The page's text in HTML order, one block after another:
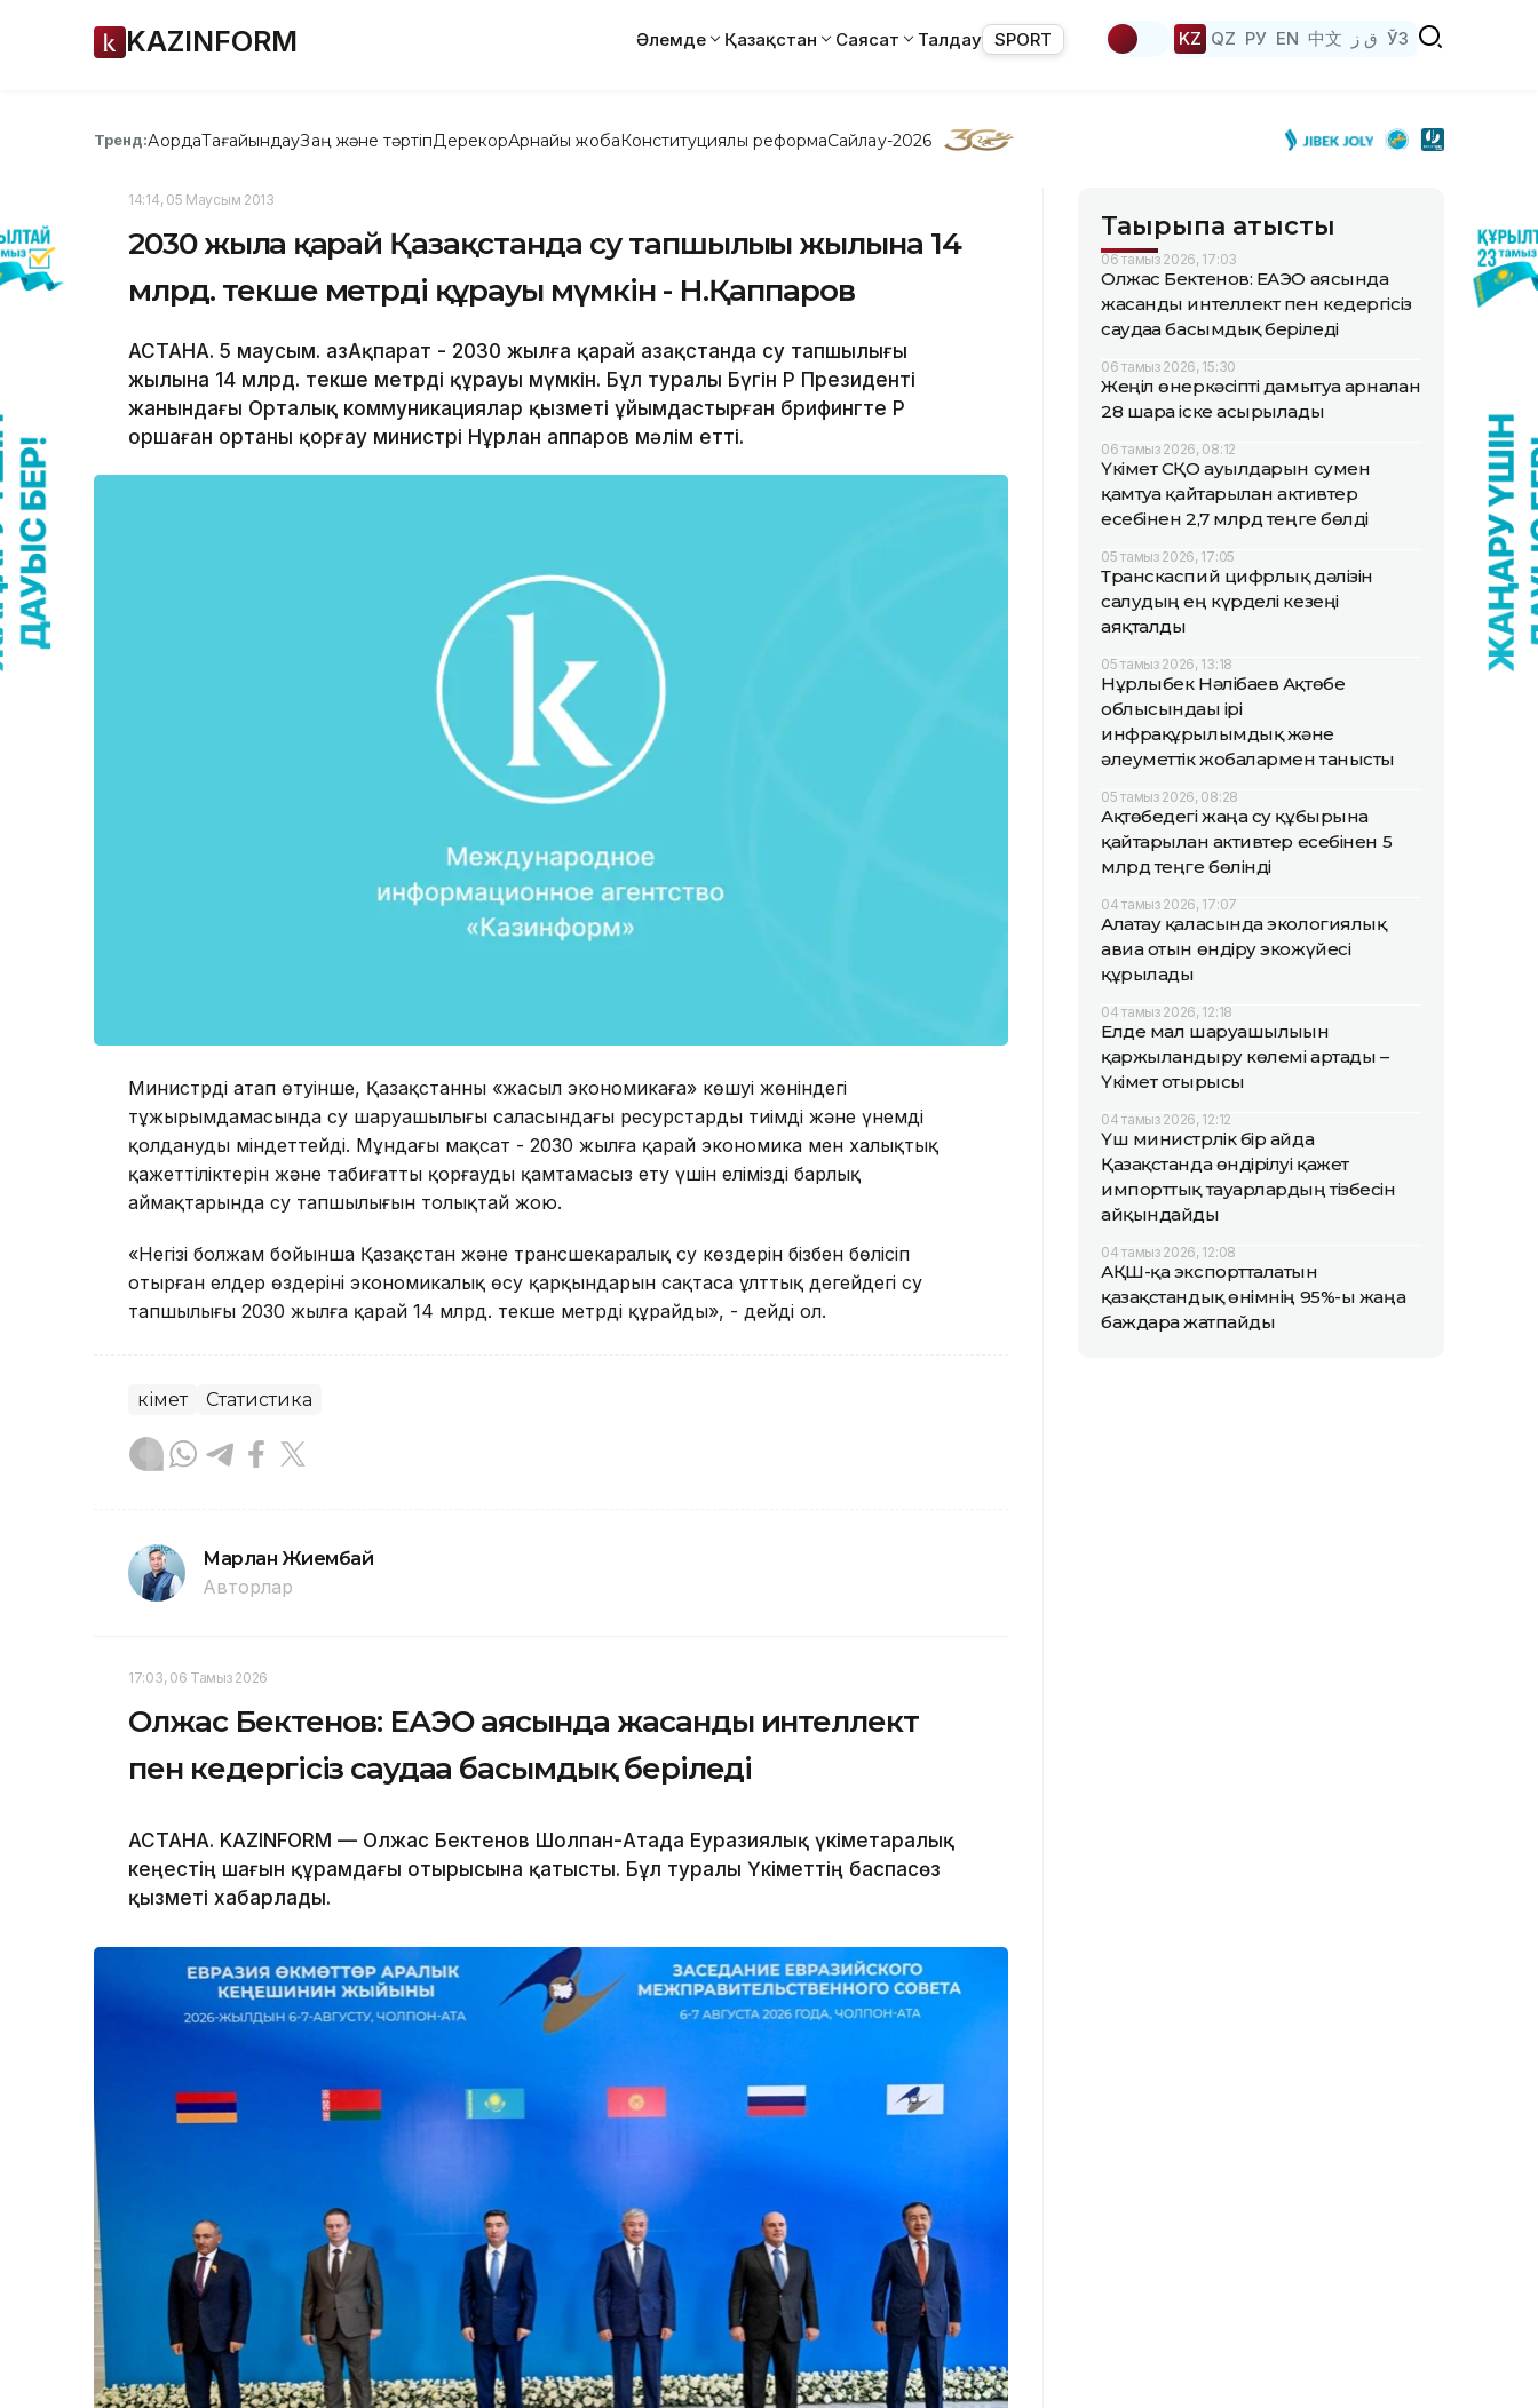
KAZINFORM Әлемде Қазақстан Саясат Талдау SPORT KZ QZ РУ EN 中文 ق ز ЎЗ
Тренд:АқордаТағайындауЗаң және тәртіпДерекқорАрнайы жобаКонституциялық реформаСайлау-2026
14:14, 05 Маусым 2013
2030 жылға қарай Қазақстанда су тапшылығы жылына 14
млрд. текше метрді құрауы мүмкін - Н.Қаппаров
АСТАНА. 5 маусым. ҚазАқпарат - 2030 жылға қарай Қазақстанда су тапшылығы
жылына 14 млрд. текше метрді құрауы мүмкін. Бұл туралы Бүгін ҚР Президенті
жанындағы Орталық коммуникациялар қызметі ұйымдастырған брифингте ҚР
Қоршаған ортаны қорғау министрі Нұрлан Қаппаров мәлім етті.
Министрдің атап өтуінше, Қазақстанның «жасыл экономикаға» көшуі жөніндегі
тұжырымдамасында су шаруашылығы саласындағы ресурстарды тиімді және үнемді
қолдануды міндеттейді. Мұндағы мақсат - 2030 жылға қарай экономика мен халықтық
қажеттіліктерін және табиғатты қорғауды қамтамасыз ету үшін еліміздің барлық
аймақтарында су тапшылығын толықтай жою.
«Негізі болжам бойынша Қазақстан және трансшекаралық су көздерін бізбен бөлісіп
отырған елдер өздерінің экономикалық өсу қарқындарын сақтаса ұлттық деңгейдегі су
тапшылығы 2030 жылға қарай 14 млрд. текше метрді құрайды», - дейді ол.
Үкімет Статистика
Марлан Жиембай
Авторлар
17:03, 06 Тамыз 2026
Олжас Бектенов: ЕАЭО аясында жасанды интеллект
пен кедергісіз саудаға басымдық беріледі
АСТАНА. KAZINFORM — Олжас Бектенов Шолпан-Атада Еуразиялық үкіметаралық
кеңестің шағын құрамдағы отырысына қатысты. Бұл туралы Үкіметтің баспасөз
қызметі хабарлады.
Тақырыпқа қатысты
06 тамыз 2026, 17:03
Олжас Бектенов: ЕАЭО аясында
жасанды интеллект пен кедергісіз
саудаға басымдық беріледі
06 тамыз 2026, 15:30
Жеңіл өнеркәсіпті дамытуға арналған
28 шара іске асырылады
06 тамыз 2026, 08:12
Үкімет СҚО ауылдарын сумен
қамтуға қайтарылған активтер
есебінен 2,7 млрд теңге бөлді
05 тамыз 2026, 17:05
Транскаспий цифрлық дәлізін
салудың ең күрделі кезеңі
аяқталды
05 тамыз 2026, 13:18
Нұрлыбек Нәлібаев Ақтөбе
облысындағы ірі
инфрақұрылымдық және
әлеуметтік жобалармен танысты
05 тамыз 2026, 08:28
Ақтөбедегі жаңа су құбырына
қайтарылған активтер есебінен 5
млрд теңге бөлінді
04 тамыз 2026, 17:07
Алатау қаласында экологиялық
авиа отын өндіру экожүйесі
құрылады
04 тамыз 2026, 12:18
Елде мал шаруашылығын
қаржыландыру көлемі артады –
Үкімет отырысы
04 тамыз 2026, 12:12
Үш министрлік бір айда
Қазақстанда өндірілуі қажет
импорттық тауарлардың тізбесін
айқындайды
04 тамыз 2026, 12:08
АҚШ-қа экспортталатын
қазақстандық өнімнің 95%-ы жаңа
баждарға жатпайды